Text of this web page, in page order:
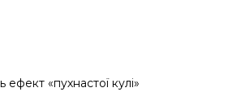
«пухнастої кулі»